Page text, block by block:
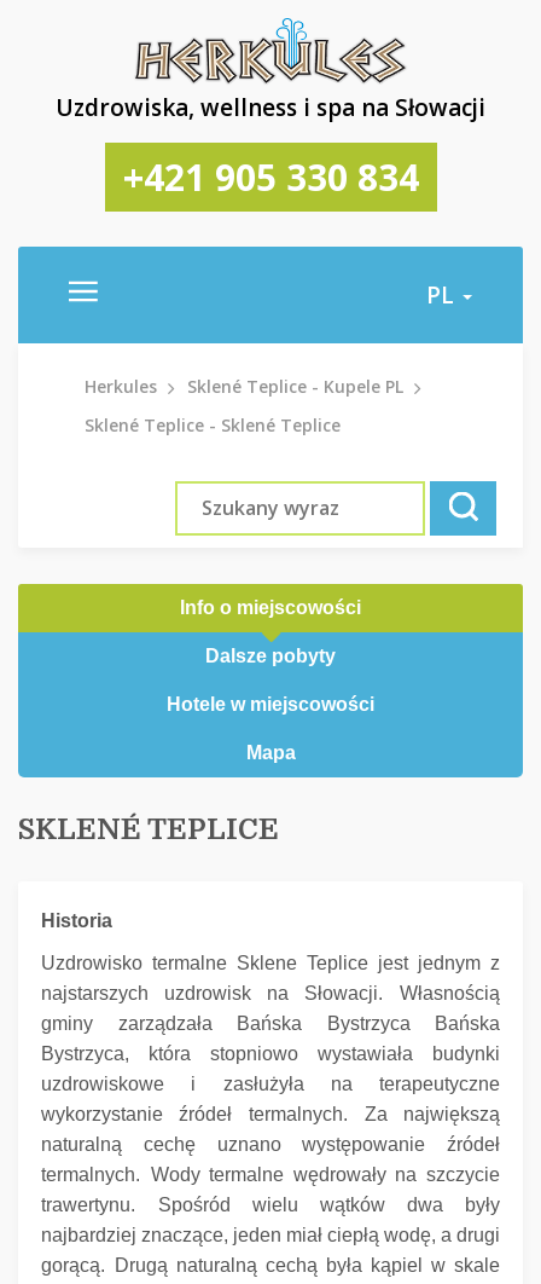
Uzdrowiska, wellness i spa na Słowacji
+421 905 330 834
PL
Herkules
Sklené Teplice - Kupele PL
Sklené Teplice - Sklené Teplice
Info o miejscowości
Dalsze pobyty
Hotele w miejscowości
Mapa
SKLENÉ TEPLICE
Historia
Uzdrowisko termalne Sklene Teplice jest jednym z
najstarszych uzdrowisk na Słowacji.
Własnością
gminy zarządzała Bańska Bystrzyca Bańska
Bystrzyca, która stopniowo wystawiała budynki
uzdrowiskowe i zasłużyła na terapeutyczne
wykorzystanie źródeł termalnych.
Za największą
naturalną cechę uznano występowanie źródeł
termalnych. Wody termalne wędrowały na szczycie
trawertynu.
Spośród wielu wątków dwa były
najbardziej znaczące, jeden miał ciepłą wodę, a drugi
gorącą.
Drugą naturalną cechą była kąpiel w skale